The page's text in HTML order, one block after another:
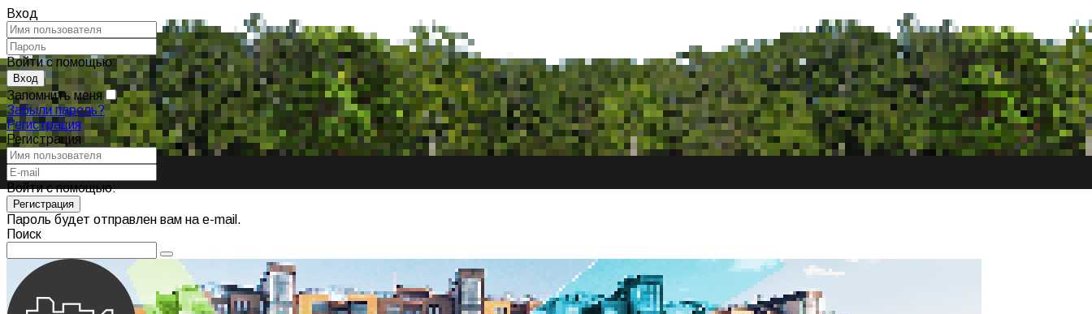
Вход
Войти с помощью:
Запомнить меня
Забыли пароль?
Регистрация
Регистрация
Войти с помощью:
Пароль будет отправлен вам на e-mail.
Поиск